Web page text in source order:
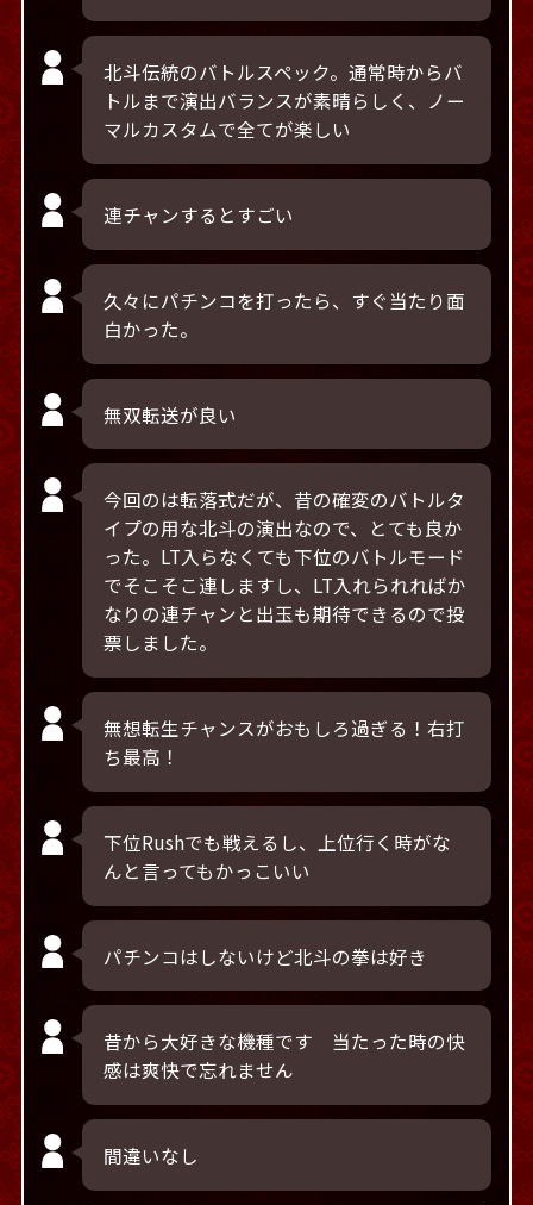
北斗伝統のバトルスペック。通常時からバ
トルまで演出バランスが素晴らしく、ノー
マルカスタムで全てが楽しい
連チャンするとすごい
久々にパチンコを打ったら、すぐ当たり面
白かった。
無双転送が良い
今回のは転落式だが、昔の確変のバトルタ
イプの用な北斗の演出なので、とても良か
った。LT入らなくても下位のバトルモード
でそこそこ連しますし、LT入れられればか
なりの連チャンと出玉も期待できるので投
票しました。
無想転生チャンスがおもしろ過ぎる！右打
ち最高！
下位Rushでも戦えるし、上位行く時がな
んと言ってもかっこいい
パチンコはしないけど北斗の拳は好き
昔から大好きな機種です 当たった時の快
感は爽快で忘れません
間違いなし